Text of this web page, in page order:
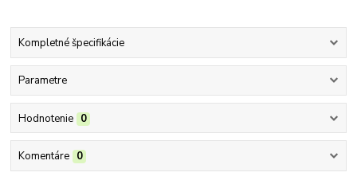
Kompletné špecifikácie
Parametre
Hodnotenie 0
Komentáre 0